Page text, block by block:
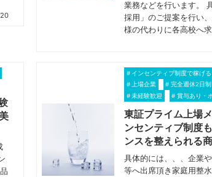
業務などを行います。
採用」のご提案を行い
様の代わりに各高校へ
インセンティブ制度で稼げる
上場企業
完全週休2日制
未経験歓迎
賞与あり・
東証プライム上場
ンセンティブ制度
ンスを整えられる
具体的には、、、企業
等へ出席頂き家庭用整